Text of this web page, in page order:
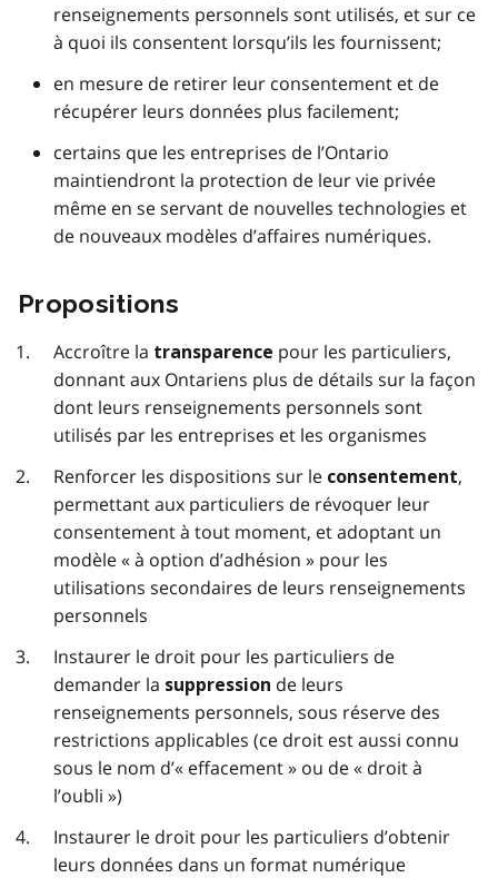
renseignements personnels sont utilisés, et sur ce
à quoi ils consentent lorsqu’ils les fournissent;
en mesure de retirer leur consentement et de
récupérer leurs données plus facilement;
certains que les entreprises de l’Ontario
maintiendront la protection de leur vie privée
même en se servant de nouvelles technologies et
de nouveaux modèles d’affaires numériques.
Propositions
Accroître la transparence pour les particuliers,
donnant aux Ontariens plus de détails sur la façon
dont leurs renseignements personnels sont
utilisés par les entreprises et les organismes
Renforcer les dispositions sur le consentement,
permettant aux particuliers de révoquer leur
consentement à tout moment, et adoptant un
modèle « à option d’adhésion » pour les
utilisations secondaires de leurs renseignements
personnels
Instaurer le droit pour les particuliers de
demander la suppression de leurs
renseignements personnels, sous réserve des
restrictions applicables (ce droit est aussi connu
sous le nom d’« effacement » ou de « droit à
l’oubli »)
Instaurer le droit pour les particuliers d’obtenir
leurs données dans un format numérique